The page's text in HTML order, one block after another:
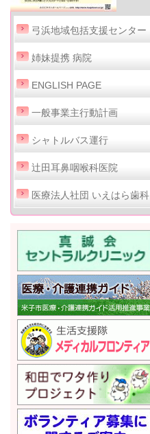
弓浜地域包括支援センター
姉妹提携 病院
ENGLISH PAGE
一般事業主行動計画
シャトルバス運行
辻田耳鼻咽喉科医院
医療法人社団 いえはら歯科